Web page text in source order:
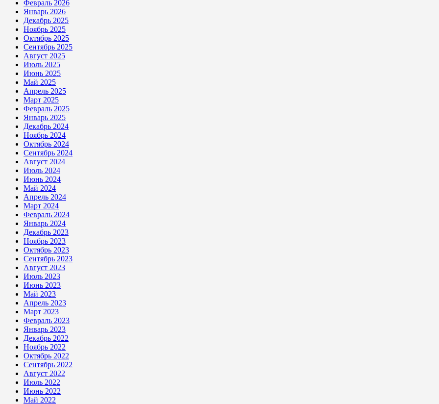
Февраль 2026
Январь 2026
Декабрь 2025
Ноябрь 2025
Октябрь 2025
Сентябрь 2025
Август 2025
Июль 2025
Июнь 2025
Май 2025
Апрель 2025
Март 2025
Февраль 2025
Январь 2025
Декабрь 2024
Ноябрь 2024
Октябрь 2024
Сентябрь 2024
Август 2024
Июль 2024
Июнь 2024
Май 2024
Апрель 2024
Март 2024
Февраль 2024
Январь 2024
Декабрь 2023
Ноябрь 2023
Октябрь 2023
Сентябрь 2023
Август 2023
Июль 2023
Июнь 2023
Май 2023
Апрель 2023
Март 2023
Февраль 2023
Январь 2023
Декабрь 2022
Ноябрь 2022
Октябрь 2022
Сентябрь 2022
Август 2022
Июль 2022
Июнь 2022
Май 2022